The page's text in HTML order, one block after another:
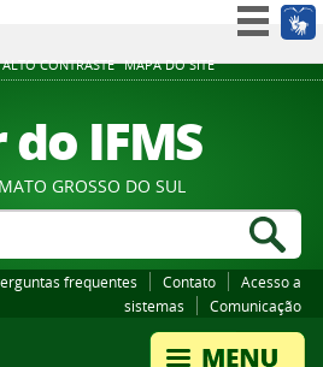
ALTO CONTRASTE MAPA DO SITE
Participe
Legislação
Canais
IFMS
GROSSO DO SUL
frequentes Contato
Acesso a
sistemas
Comunicação